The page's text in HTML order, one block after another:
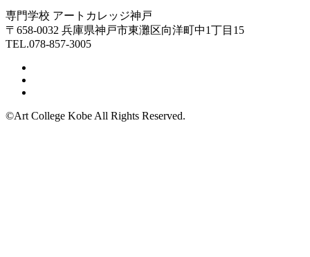
専門学校 アートカレッジ神戸
〒658-0032 兵庫県神戸市東灘区向洋町中1丁目15
TEL.078-857-3005
©Art College Kobe All Rights Reserved.